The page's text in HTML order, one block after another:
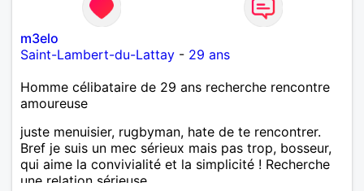
m3elo
Saint-Lambert-du-Lattay - 29 ans
Homme célibataire de 29 ans recherche rencontre
amoureuse
juste menuisier, rugbyman, hate de te rencontrer.
Bref je suis un mec sérieux mais pas trop, bosseur,
qui aime la convivialité et la simplicité ! Recherche
une relation sérieuse.